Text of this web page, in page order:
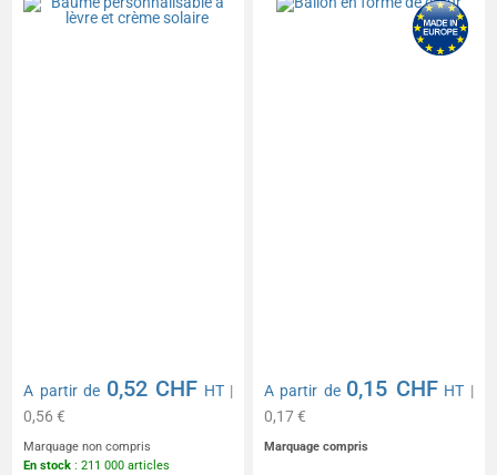
A partir de 0,52 CHF HT|
0,56 €
Marquage non compris
En stock : 211 000 articles
A partir de 0,15 CHF HT |
0,17 €
Marquage compris